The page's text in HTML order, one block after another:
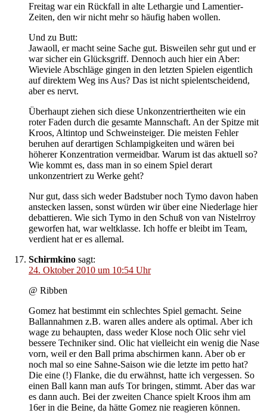
Freitag war ein Rückfall in alte Lethargie und Lamentier-
Zeiten, den wir nicht mehr so häufig haben wollen.
Und zu Butt:
Jawaoll, er macht seine Sache gut. Bisweilen sehr gut und er
war sicher ein Glücksgriff. Dennoch auch hier ein Aber:
Wieviele Abschläge gingen in den letzten Spielen eigentlich
auf direktem Weg ins Aus? Das ist nicht spielentscheidend,
aber es nervt.
Überhaupt ziehen sich diese Unkonzentriertheiten wie ein
roter Faden durch die gesamte Mannschaft. An der Spitze mit
Kroos, Altintop und Schweinsteiger. Die meisten Fehler
beruhen auf derartigen Schlampigkeiten und wären bei
höherer Konzentration vermeidbar. Warum ist das aktuell so?
Wie kommt es, dass man in so einem Spiel derart
unkonzentriert zu Werke geht?
Nur gut, dass sich weder Badstuber noch Tymo davon haben
anstecken lassen, sonst würden wir über eine Niederlage hier
debattieren. Wie sich Tymo in den Schuß von van Nistelrroy
geworfen hat, war weltklasse. Ich hoffe er bleibt im Team,
verdient hat er es allemal.
Schirmkino sagt:
24. Oktober 2010 um 10:54 Uhr
@ Ribben
Gomez hat bestimmt ein schlechtes Spiel gemacht. Seine
Ballannahmen z.B. waren alles andere als optimal. Aber ich
wage zu behaupten, dass weder Klose noch Olic sehr viel
bessere Techniker sind. Olic hat vielleicht ein wenig die Nase
vorn, weil er den Ball prima abschirmen kann. Aber ob er
noch mal so eine Sahne-Saison wie die letzte im petto hat?
Die eine (!) Flanke, die du erwähnst, hatte ich vergessen. So
einen Ball kann man aufs Tor bringen, stimmt. Aber das war
es dann auch. Bei der zweiten Chance spielt Kroos ihm am
16er in die Beine, da hätte Gomez nie reagieren können.